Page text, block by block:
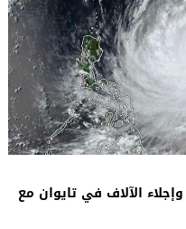
وإجلاء الآلاف في تايوان مع